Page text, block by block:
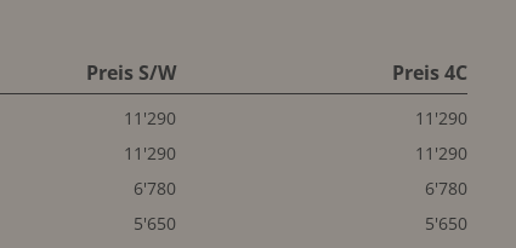
Preis S/W Preis 4C
11'290
11'290
11'290
11'290
6'780
6'780
5'650 5'650